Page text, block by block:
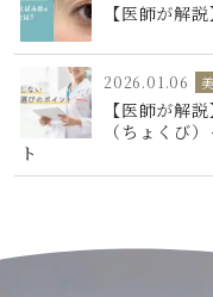
【医師が解
2026.01.06
【医師が解
（ちょくび
ト